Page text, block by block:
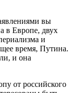
вы
в Европе, двух
и
время, Путина.
и она
от российского